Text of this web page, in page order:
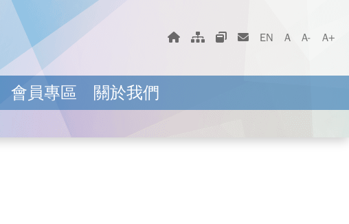
回首頁網站地圖相關網站聯絡我們
EN 字體大小選擇
A A- A+
會員專區 關於我們